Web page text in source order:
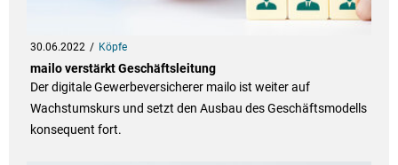
30.06.2022 Köpfe
mailo verstärkt Geschäftsleitung
Der digitale Gewerbeversicherer mailo ist weiter auf
Wachstumskurs und setzt den Ausbau des Geschäftsmodells
konsequent fort.